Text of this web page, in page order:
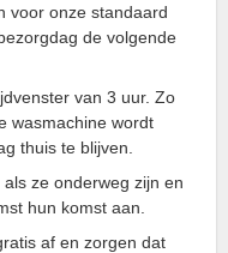
voor onze standaard
de volgende
van 3 uur. Zo
wasmachine wordt
thuis te blijven.
ze onderweg zijn en
hun komst aan.
af en zorgen dat